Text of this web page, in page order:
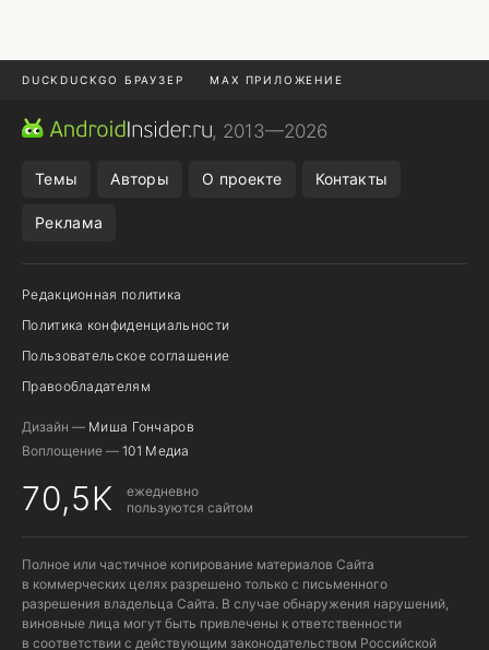
DUCKDUCKGO БРАУЗЕР MAX ПРИЛОЖЕНИЕ
ПРИЛОЖЕНИЯ ANDROID
, 2013—2026
Темы Авторы О проекте Контакты
Реклама
Редакционная политика
Политика конфиденциальности
Пользовательское соглашение
Правообладателям
Дизайн — Миша Гончаров
Воплощение — 101 Медиа
70,5K
ежедневно
пользуются сайтом
Полное или частичное копирование материалов Сайта
в коммерческих целях разрешено только с письменного
разрешения владельца Сайта. В случае обнаружения нарушений,
виновные лица могут быть привлечены к ответственности
в соответствии с действующим законодательством Российской